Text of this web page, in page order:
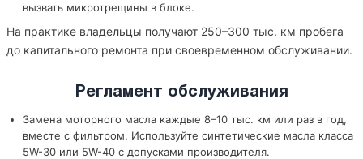
вызвать микротрещины в блоке.
На практике владельцы получают 250–300 тыс. км пробега
до капитального ремонта при своевременном обслуживании.
Регламент обслуживания
Замена моторного масла каждые 8–10 тыс. км или раз в год,
вместе с фильтром. Используйте синтетические масла класса
5W-30 или 5W-40 с допусками производителя.